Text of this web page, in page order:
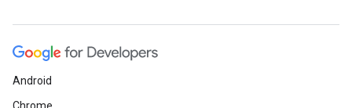
Android